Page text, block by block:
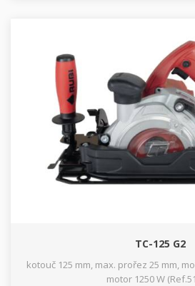
TC-125 G2
kotouč 125 mm, max. prořez 25 mm,
motor 1250 W